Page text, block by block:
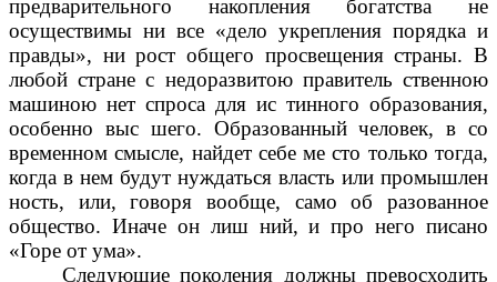
предварительного накопления богатства не
осуществимы ни все «дело укрепления порядка и
правды», ни рост общего просвещения страны. В
любой стране с недоразвитою правитель ственною
машиною нет спроса для ис тинного образования,
особенно выс шего. Образованный человек, в со
временном смысле, найдет себе ме сто только тогда,
когда в нем будут нуждаться власть или промышлен
ность, или, говоря вообще, само об разованное
общество. Иначе он лиш ний, и про него писано
«Горе от ума».
Следующие поколения должны превосходить